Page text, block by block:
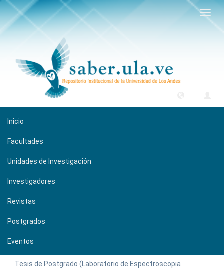
Inicio
Facultades
Unidades de Investigación
Investigadores
Revistas
Postgrados
Eventos
Tesis de Postgrado (Laboratorio de Espectroscopia